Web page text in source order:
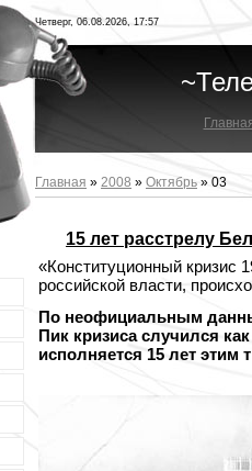
Четверг, 06.08.2026, 17:57
Главная » 2008 » Октябрь » 03
15 лет расстрелу
«Конституционный кризис
российской власти,
По неофициальным
Пик кризиса случился
исполняется 15 лет этим